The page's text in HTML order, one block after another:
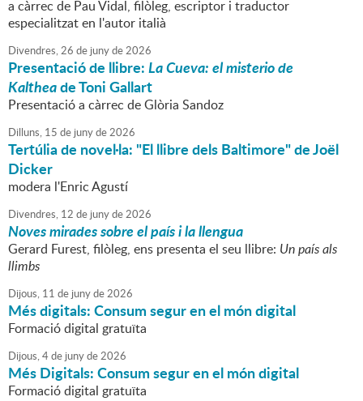
a càrrec de Pau Vidal, filòleg, escriptor i traductor
especialitzat en l'autor italià
Divendres,26 de junyde2026
Presentació de llibre:La Cueva: el misterio de
Kaltheade Toni Gallart
Presentació a càrrec de Glòria Sandoz
Dilluns, 15 de junyde2026
Tertúlia de novel·la: "El llibre dels Baltimore" de Joël
Dicker
modera l'Enric Agustí
Divendres, 12 de junyde2026
Noves mirades sobre el país i la llengua
Gerard Furest, filòleg, ens presenta el seu llibre: Un país als
llimbs
Dijous, 11 de junyde2026
Més digitals: Consum segur en el món digital
Formació digital gratuïta
Dijous,4de junyde2026
Més Digitals: Consum segur en el món digital
Formació digital gratuïta